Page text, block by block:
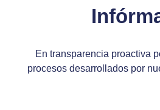
En transparencia proactiva
procesos desarrollados por